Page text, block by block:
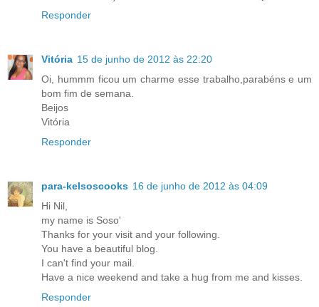
Responder
Vitória 15 de junho de 2012 às 22:20
Oi, hummm ficou um charme esse trabalho,parabéns e um
bom fim de semana.
Beijos
Vitória
Responder
para-kelsoscooks 16 de junho de 2012 às 04:09
Hi Nil,
my name is Soso'
Thanks for your visit and your following.
You have a beautiful blog.
I can't find your mail.
Have a nice weekend and take a hug from me and kisses.
Responder